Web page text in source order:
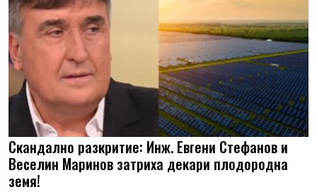
Скандално разкритие: Инж. Евгени Стефанов и
Веселин Маринов затриха декари плодородна
земя!